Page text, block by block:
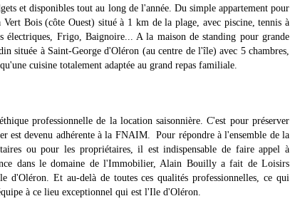
et disponibles tout au long de l'année. Du simple appartement pour
Bois (côte Ouest) situé à 1 km de la plage, avec piscine, tennis à
Frigo, Baignoire... A la maison de standing pour grande
située à Saint-George d'Oléron (au centre de l'île) avec 5 chambres,
cuisine totalement adaptée au grand repas familiale.
professionnelle de la location saisonnière. C'est pour préserver
est devenu adhérente à la FNAIM. Pour répondre à l'ensemble de la
ou pour les propriétaires, il est indispensable de faire appel à
dans le domaine de l'Immobilier, Alain Bouilly a fait de Loisirs
Et au-delà de toutes ces qualités professionnelles, ce qui
à ce lieu exceptionnel qui est l'Ile d'Oléron.